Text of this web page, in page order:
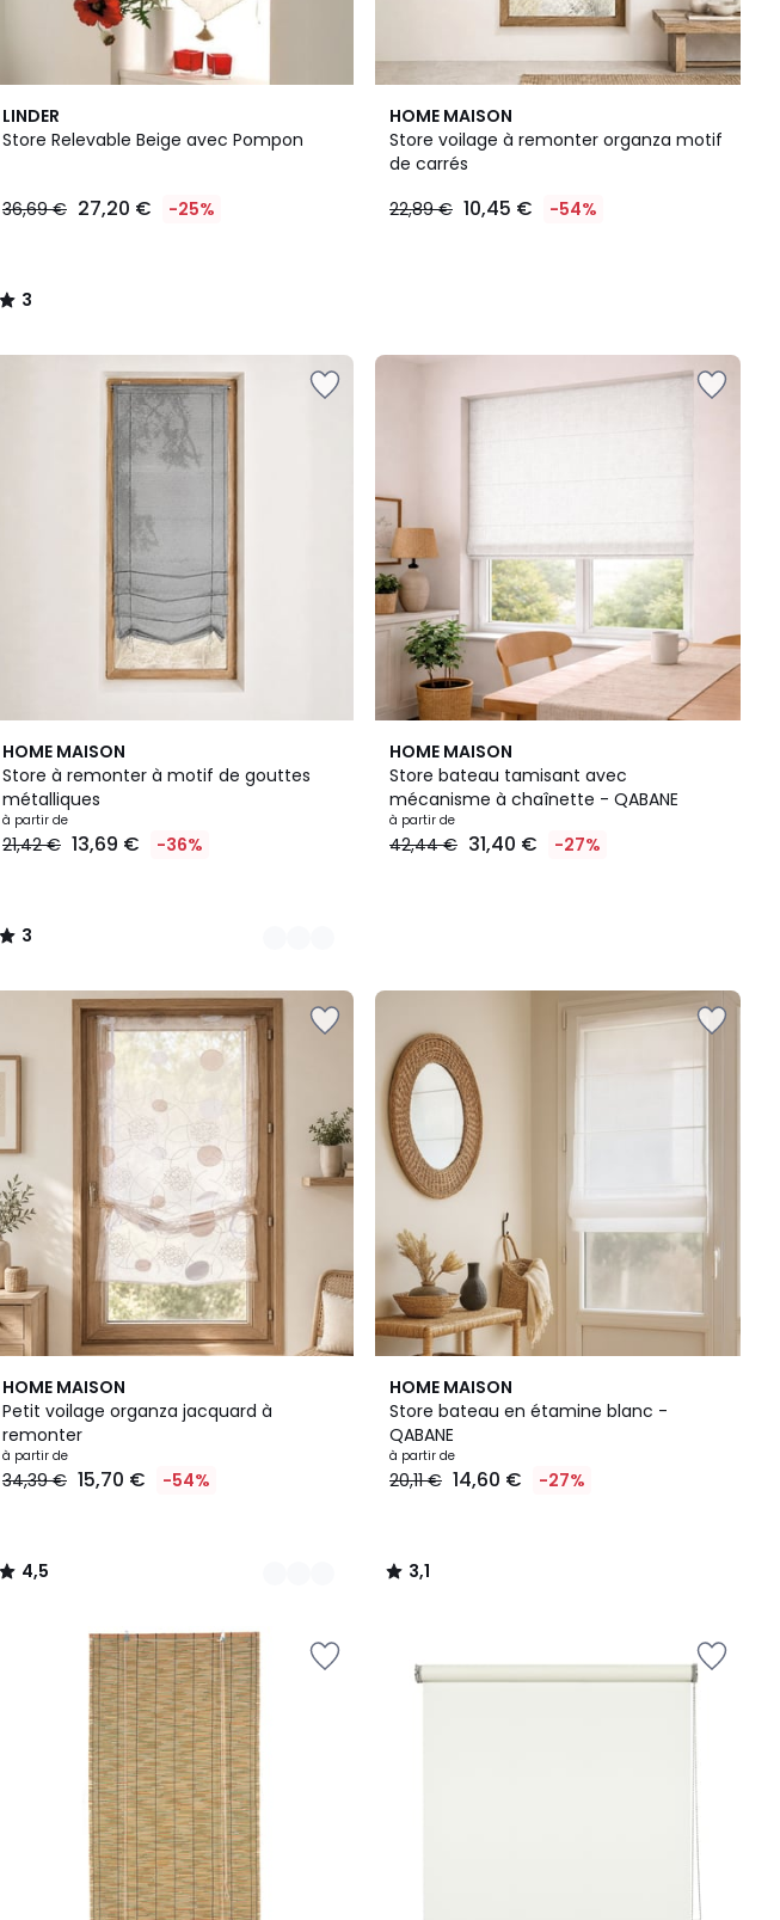
LINDER
Store Relevable Beige avec Pompon
36,69 € 27,20 € -25%
3
/
3
/
HOME MAISON
Store voilage à remonter organza motif
de carrés
22,89 € 10,45 € -54%
HOME MAISON
Store à remonter à motif de gouttes
métalliques
à partir de
21,42 € 13,69 € -36%
3
/
5
2
Couleurs
3
/
HOME MAISON
Store bateau tamisant avec
mécanisme à chaînette - QABANE
à partir de
42,44 € 31,40 € -27%
HOME MAISON
Petit voilage organza jacquard à
remonter
à partir de
34,39 € 15,70 € -54%
4,5
/ 5
2
Couleurs
4,5
/
HOME MAISON
Store bateau en étamine blanc -
QABANE
à partir de
20,11 € 14,60 € -27%
3,1
/
5
3,1
/